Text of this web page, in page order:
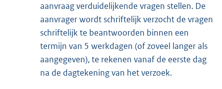
aanvraag verduidelijkende vragen stellen. De
aanvrager wordt schriftelijk verzocht de vragen
schriftelijk te beantwoorden binnen een
termijn van 5 werkdagen (of zoveel langer als
aangegeven), te rekenen vanaf de eerste dag
na de dagtekening van het verzoek.